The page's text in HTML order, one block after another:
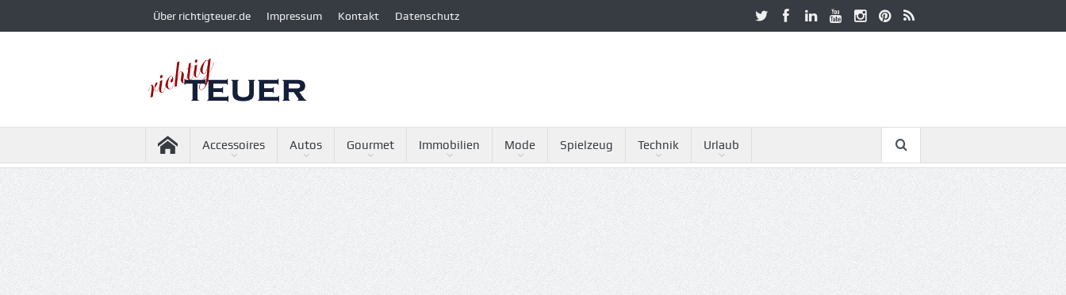
Über richtigteuer.de Impressum Kontakt Datenschutz
Accessoires Autos Gourmet Immobilien Mode Spielzeug Technik Urlaub